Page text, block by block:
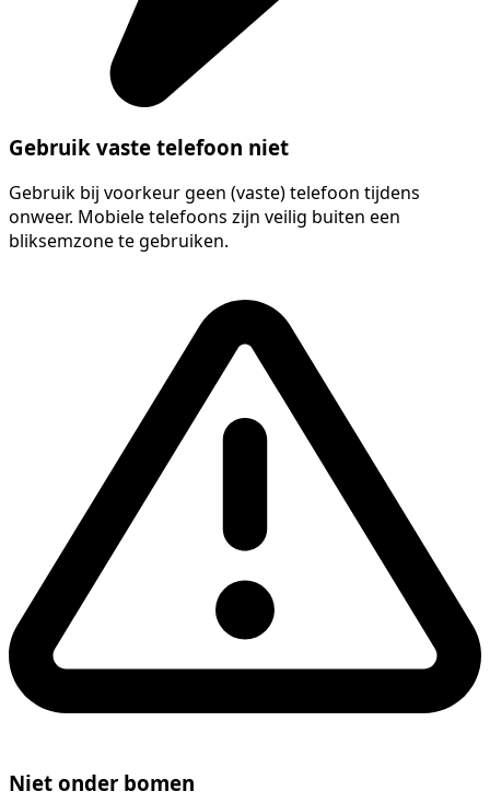
Gebruik vaste telefoon niet
Gebruik bij voorkeur geen (vaste) telefoon tijdens
onweer. Mobiele telefoons zijn veilig buiten een
bliksemzone te gebruiken.
Niet onder bomen